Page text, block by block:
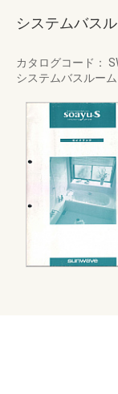
システムバス
カタログコード：
システムバスルー